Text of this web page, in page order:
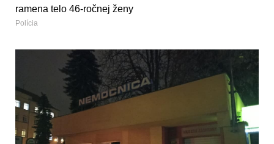
ramena telo 46-ročnej ženy
Polícia